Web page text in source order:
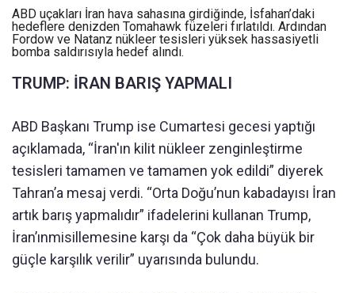
ABD uçakları İran hava sahasına girdiğinde, İsfahan’daki
hedeflere denizden Tomahawk füzeleri fırlatıldı. Ardından
Fordow ve Natanz nükleer tesisleri yüksek hassasiyetli
bomba saldırısıyla hedef alındı.
TRUMP: İRAN BARIŞ YAPMALI
ABD Başkanı Trump ise Cumartesi gecesi yaptığı
açıklamada, “İran'ın kilit nükleer zenginleştirme
tesisleri tamamen ve tamamen yok edildi” diyerek
Tahran’a mesaj verdi. “Orta Doğu’nun kabadayısı İran
artık barış yapmalıdır” ifadelerini kullanan Trump,
İran’ınmisillemesine karşı da “Çok daha büyük bir
güçle karşılık verilir” uyarısında bulundu.